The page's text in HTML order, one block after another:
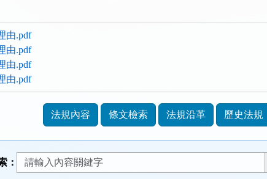
由.pdf
由.pdf
由.pdf
由.pdf
法規內容 條文檢索 法規沿革 歷史法規
：